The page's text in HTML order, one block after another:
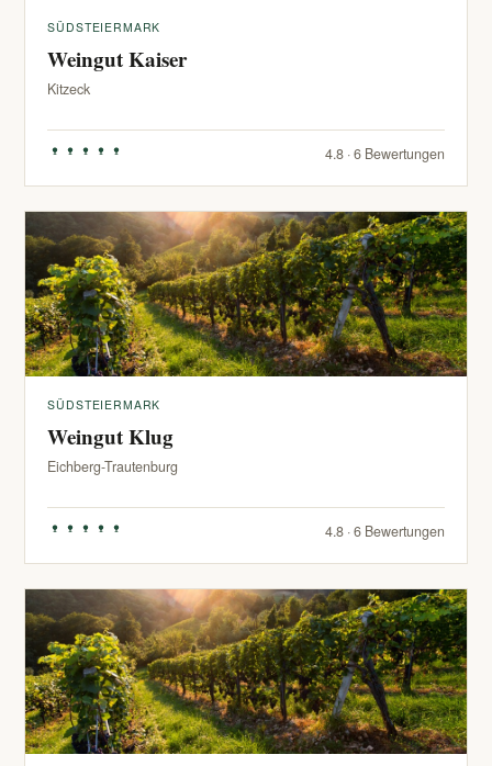
SÜDSTEIERMARK
Weingut Kaiser
Kitzeck
4.8 · 6 Bewertungen
SÜDSTEIERMARK
Weingut Klug
Eichberg-Trautenburg
4.8 · 6 Bewertungen